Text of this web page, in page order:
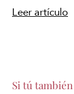
Leer artículo
Si tú